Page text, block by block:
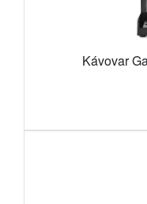
Kávovar